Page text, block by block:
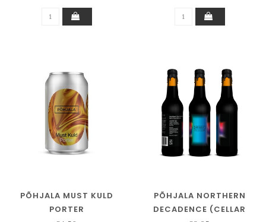
PÕHJALA MUST KULD
PORTER
PÕHJALA NORTHERN
DECADENCE (CELLAR